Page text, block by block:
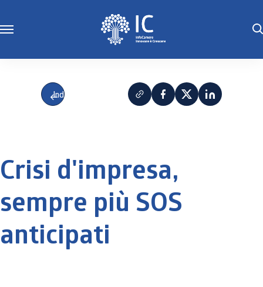
Indietro
Crisi d'impresa,
sempre più SOS
anticipati